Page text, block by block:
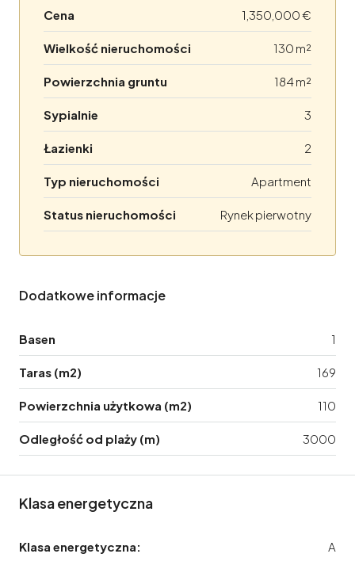
Cena 1,350,000 €
Wielkość nieruchomości 130 m²
Powierzchnia gruntu 184 m²
Sypialnie 3
Łazienki 2
Typ nieruchomości Apartment
Status nieruchomości Rynek pierwotny
Dodatkowe informacje
Basen 1
Taras (m2) 169
Powierzchnia użytkowa (m2) 110
Odległość od plaży (m) 3000
Klasa energetyczna
Klasa energetyczna: A